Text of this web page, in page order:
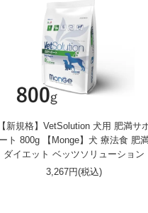
【新規格】VetSolution 犬用 肥満サ
ート 800g 【Monge】犬 療法食 肥
ダイエット ベッツソリューション
3,267円(税込)